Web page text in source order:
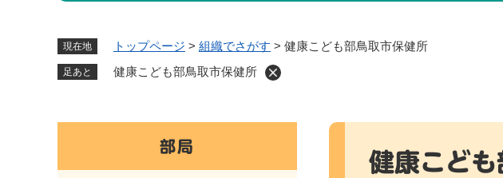
現在地 トップページ > 組織でさがす > 健康こども部鳥取市保健所
足あと 健康こども部鳥取市保健所
本
健康こど
部局